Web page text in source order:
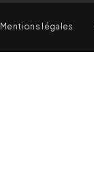
Mentions légales